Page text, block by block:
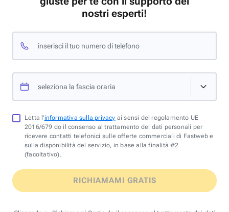
nostri esperti!
inserisci il tuo numero di telefono
seleziona la fascia oraria
Letta l'informativa sulla privacy ai sensi del regolamento UE
2016/679 do il consenso al trattamento dei dati personali per
ricevere contatti telefonici sulle offerte commerciali di Fastweb e
sulla disponibilità del servizio, in base alla finalità #2
(facoltativo).
RICHIAMAMI GRATIS